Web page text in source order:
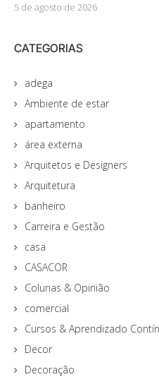
5 de agosto de 2026
CATEGORIAS
adega
Ambiente de estar
apartamento
área externa
Arquitetos e Designers
Arquitetura
banheiro
Carreira e Gestão
casa
CASACOR
Colunas & Opinião
comercial
Cursos & Aprendizado
Decor
Decoração